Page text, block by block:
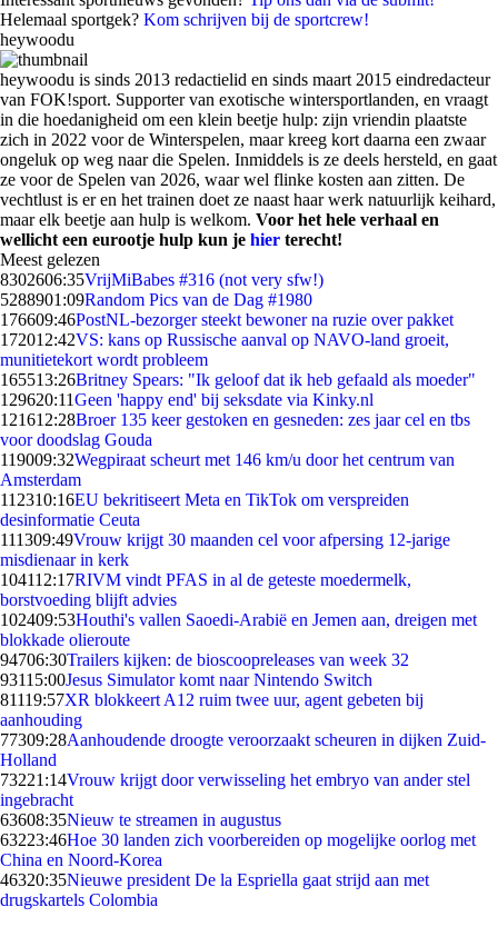
Helemaal sportgek? Kom schrijven bij de sportcrew!
heywoodu
heywoodu is sinds 2013 redactielid en sinds maart 2015 eindredacteur
van FOK!sport. Supporter van exotische wintersportlanden, en vraagt
in die hoedanigheid om een klein beetje hulp: zijn vriendin plaatste
zich in 2022 voor de Winterspelen, maar kreeg kort daarna een zwaar
ongeluk op weg naar die Spelen. Inmiddels is ze deels hersteld, en gaat
ze voor de Spelen van 2026, waar wel flinke kosten aan zitten. De
vechtlust is er en het trainen doet ze naast haar werk natuurlijk keihard,
maar elk beetje aan hulp is welkom. Voor het hele verhaal en
wellicht een eurootje hulp kun je hier terecht!
Meest gelezen
8302606:35VrijMiBabes #316 (not very sfw!)
5288901:09Random Pics van de Dag #1980
176609:46PostNL-bezorger steekt bewoner na ruzie over pakket
172012:42VS: kans op Russische aanval op NAVO-land groeit,
munitietekort wordt probleem
165513:26Britney Spears: "Ik geloof dat ik heb gefaald als moeder"
129620:11Geen 'happy end' bij seksdate via Kinky.nl
121612:28Broer 135 keer gestoken en gesneden: zes jaar cel en tbs
voor doodslag Gouda
119009:32Wegpiraat scheurt met 146 km/u door het centrum van
Amsterdam
112310:16EU bekritiseert Meta en TikTok om verspreiden
desinformatie Ceuta
111309:49Vrouw krijgt 30 maanden cel voor afpersing 12-jarige
misdienaar in kerk
104112:17RIVM vindt PFAS in al de geteste moedermelk,
borstvoeding blijft advies
102409:53Houthi's vallen Saoedi-Arabië en Jemen aan, dreigen met
blokkade olieroute
94706:30Trailers kijken: de bioscoopreleases van week 32
93115:00Jesus Simulator komt naar Nintendo Switch
81119:57XR blokkeert A12 ruim twee uur, agent gebeten bij
aanhouding
77309:28Aanhoudende droogte veroorzaakt scheuren in dijken Zuid-
Holland
73221:14Vrouw krijgt door verwisseling het embryo van ander stel
ingebracht
63608:35Nieuw te streamen in augustus
63223:46Hoe 30 landen zich voorbereiden op mogelijke oorlog met
China en Noord-Korea
46320:35Nieuwe president De la Espriella gaat strijd aan met
drugskartels Colombia